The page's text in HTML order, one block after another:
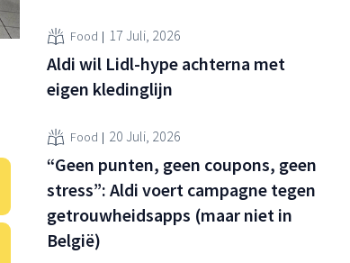
Food 17 Juli, 2026
Aldi wil Lidl-hype achterna met
eigen kledinglijn
Food 20 Juli, 2026
“Geen punten, geen coupons, geen
stress”: Aldi voert campagne tegen
getrouwheidsapps (maar niet in
België)